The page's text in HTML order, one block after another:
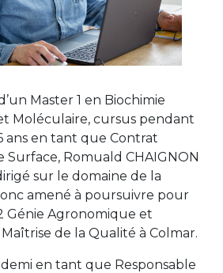
Master 1 en Biochimie
Moléculaire, cursus pendant
ans en tant que Contrat
Romuald CHAIGNON
sur le domaine de la
amené à poursuivre pour
Génie Agronomique et
de la Qualité à Colmar.
en tant que Responsable